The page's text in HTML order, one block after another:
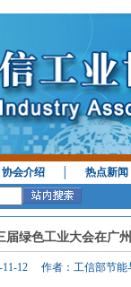
协会介绍 │热点新闻
届绿色工业大会在广
11-12 作者：工信部节能